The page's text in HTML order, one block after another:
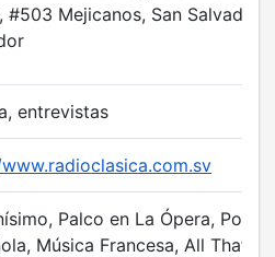
#503 Mejicanos, San Salvador,
entrevistas
Palco en La Ópera,
Música Francesa, All That